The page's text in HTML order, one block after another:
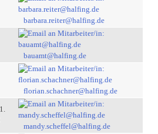
barbara.reiter@halfing.de
bauamt@halfing.de
florian.schachner@halfing.de
mandy.scheffel@halfing.de